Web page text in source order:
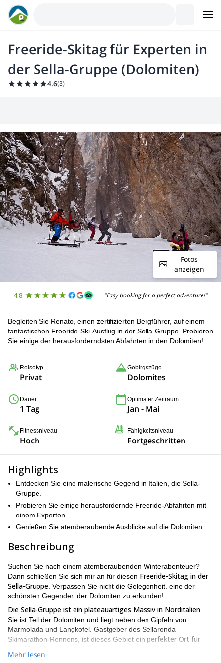
Freeride-Skitag für Experten in
der Sella-Gruppe (Dolomiten)
4.6(3)
Fotos
anzeigen
4.8 "Easy booking for a perfect adventure!"
Begleiten Sie Renato, einen zertifizierten Bergführer, auf einem
fantastischen Freeride-Ski-Ausflug in der Sella-Gruppe. Probieren
Sie einige der herausforderndsten Abfahrten in den Dolomiten!
Reisetyp
Privat
Gebirgszüge
Dolomites
Dauer
1 Tag
Optimaler Zeitraum
Jan - Mai
Fitnessniveau
Hoch
Fähigkeitsniveau
Fortgeschritten
Highlights
Entdecken Sie eine malerische Gegend in Italien, die Sella-
Gruppe.
Probieren Sie einige herausfordernde Freeride-Abfahrten mit
einem Experten.
Genießen Sie atemberaubende Ausblicke auf die Dolomiten.
Beschreibung
Suchen Sie nach einem atemberaubenden Winterabenteuer?
Dann schließen Sie sich mir an für diesen Freeride-Skitag in der
Sella-Gruppe . Verpassen Sie nicht die Gelegenheit, eine der
schönsten Gegenden der Dolomiten zu erkunden!
Die Sella-Gruppe ist ein plateauartiges Massiv in Norditalien
Sie ist Teil der Dolomiten und liegt neben den Gipfeln von
Marmolada und Langkofel. Gastgeber des Sellaronda
Skimarathon-Rennens, ist dieses Gebiet ein perfekter Ort für
Mehr lesen